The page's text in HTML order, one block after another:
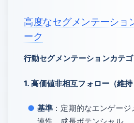
高度なセグメンテーショ
ーク
行動セグメンテーションカテゴ
1. 高価値非相互フォロー（維持
基準 ：定期的なエンゲー
連性、成長ポテンシャル